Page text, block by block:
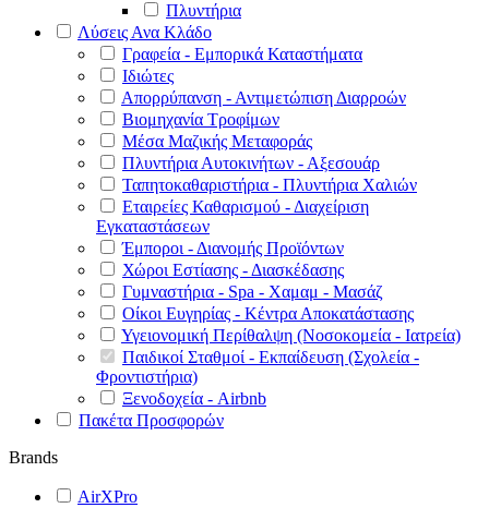
Πλυντήρια
Λύσεις Ανα Κλάδο
Γραφεία - Εμπορικά Καταστήματα
Ιδιώτες
Απορρύπανση - Αντιμετώπιση Διαρροών
Βιομηχανία Τροφίμων
Μέσα Μαζικής Μεταφοράς
Πλυντήρια Αυτοκινήτων - Αξεσουάρ
Ταπητοκαθαριστήρια - Πλυντήρια Χαλιών
Εταιρείες Καθαρισμού - Διαχείριση
Εγκαταστάσεων
Έμποροι - Διανομής Προϊόντων
Χώροι Εστίασης - Διασκέδασης
Γυμναστήρια - Spa - Χαμαμ - Μασάζ
Οίκοι Ευγηρίας - Κέντρα Αποκατάστασης
Υγειονομική Περίθαλψη (Νοσοκομεία - Ιατρεία)
Παιδικοί Σταθμοί - Εκπαίδευση (Σχολεία -
Φροντιστήρια)
Ξενοδοχεία - Airbnb
Πακέτα Προσφορών
Brands
AirXPro